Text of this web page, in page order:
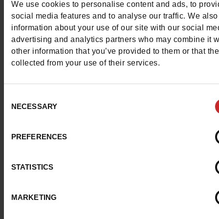
We use cookies to personalise content and ads, to
social media features and to analyse our traffic. We
information about your use of our site with our social
advertising and analytics partners who may combine it
other information that you’ve provided to them or that
collected from your use of their services.
Selection
NECESSARY
PREFERENCES
STATISTICS
MARKETING
Caractéristiques
Couleur NOIR
Conseil largeur normal
Chrome